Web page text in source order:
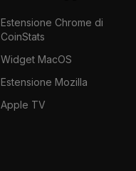
Estensione Chrome di
CoinStats
Widget MacOS
Estensione Mozilla
Apple TV